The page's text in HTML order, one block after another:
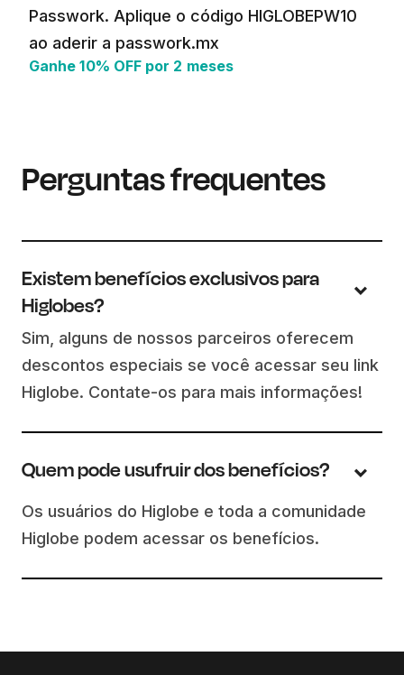
Passwork. Aplique o código HIGLOBEPW10
ao aderir a passwork.mx
Ganhe 10% OFF por 2 meses
Perguntas frequentes
Existem benefícios exclusivos para
Higlobes?
Sim, alguns de nossos parceiros oferecem
descontos especiais se você acessar seu link
Higlobe. Contate-os para mais informações!
Quem pode usufruir dos benefícios?
Os usuários do Higlobe e toda a comunidade
Higlobe podem acessar os benefícios.